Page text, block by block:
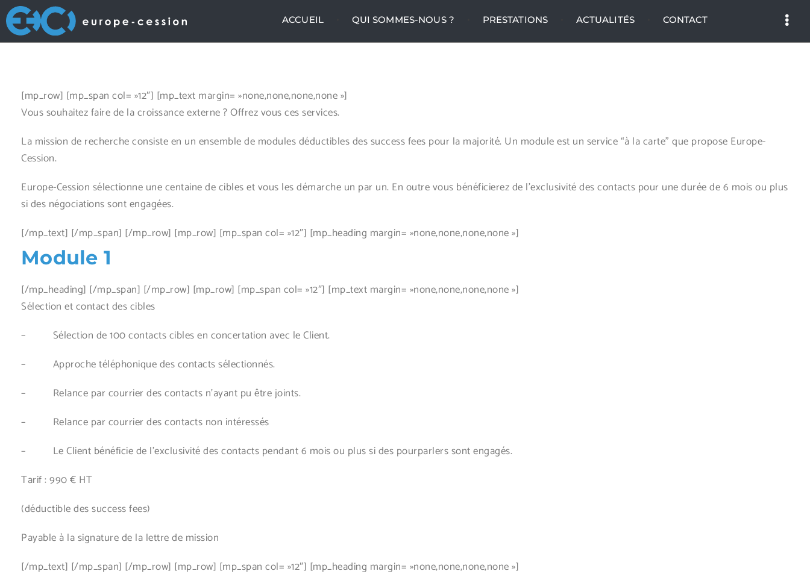
ACCUEIL QUI SOMMES-NOUS ? PRESTATIONS ACTUALITÉS CONTACT
[mp_row] [mp_span col= »12″] [mp_text margin= »none,none,none,none »]
Vous souhaitez faire de la croissance externe ? Offrez vous ces services.
La mission de recherche consiste en un ensemble de modules déductibles des success fees pour la majorité. Un module est un service “à la carte” que propose Europe-
Cession.
Europe-Cession sélectionne une centaine de cibles et vous les démarche un par un. En outre vous bénéficierez de l’exclusivité des contacts pour une durée de 6 mois ou plus
si des négociations sont engagées.
[/mp_text] [/mp_span] [/mp_row] [mp_row] [mp_span col= »12″] [mp_heading margin= »none,none,none,none »]
Module 1
[/mp_heading] [/mp_span] [/mp_row] [mp_row] [mp_span col= »12″] [mp_text margin= »none,none,none,none »]
Sélection et contact des cibles
– Sélection de 100 contacts cibles en concertation avec le Client.
– Approche téléphonique des contacts sélectionnés.
– Relance par courrier des contacts n’ayant pu être joints.
– Relance par courrier des contacts non intéressés
– Le Client bénéficie de l’exclusivité des contacts pendant 6 mois ou plus si des pourparlers sont engagés.
Tarif : 990 € HT
(déductible des success fees)
Payable à la signature de la lettre de mission
[/mp_text] [/mp_span] [/mp_row] [mp_row] [mp_span col= »12″] [mp_heading margin= »none,none,none,none »]